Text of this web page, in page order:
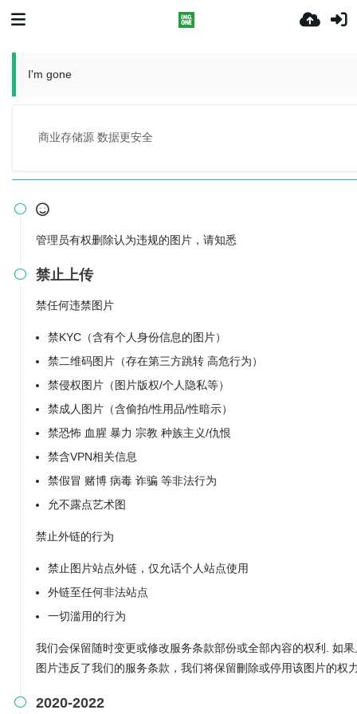
I'm gone
商业存储源 数据更安全
 
管理员有权删除认为违规的图片，请知悉
 禁止上传
禁任何违禁图片
禁KYC（含有个人身份信息的图片）
禁二维码图片（存在第三方跳转 高危行为）
禁侵权图片（图片版权/个人隐私等）
禁成人图片（含偷拍/性用品/性暗示）
禁恐怖 血腥 暴力 宗教 种族主义/仇恨
禁含VPN相关信息
禁假冒 赌博 病毒 诈骗 等非法行为
允不露点艺术图
禁止外链的行为
禁止图片站点外链，仅允话个人站点使用
外链至任何非法站点
一切滥用的行为
我们会保留随时变更或修改服务条款部份或全部內容的权利. 如果
图片违反了我们的服务条款，我们将保留刪除或停用该图片的权
 2020-2022